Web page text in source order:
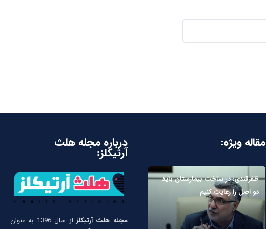
مقاله ویژه:
ظفرقندی: در ساخت بیمارستان باید
دو اصل را رعایت کنیم
درباره مجله هلث
آرتیکلز:
مجله هلث آرتیکلز
از سال 1396 به عنوان